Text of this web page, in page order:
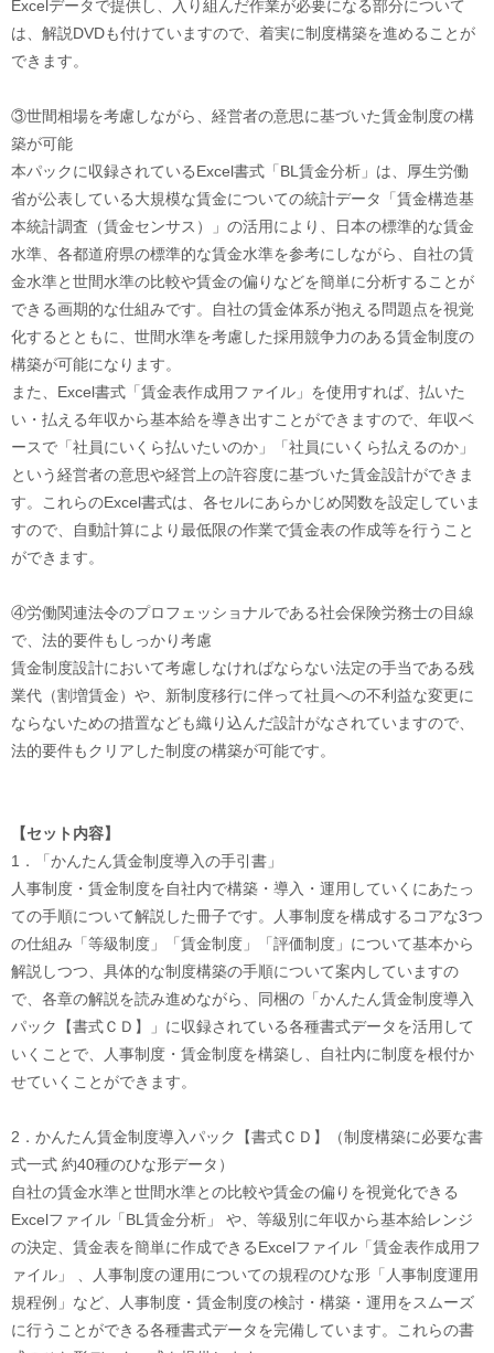
Excelデータで提供し、入り組んだ作業が必要になる部分について
は、解説DVDも付けていますので、着実に制度構築を進めることが
できます。
③世間相場を考慮しながら、経営者の意思に基づいた賃金制度の構
築が可能
本パックに収録されているExcel書式「BL賃金分析」は、厚生労働
省が公表している大規模な賃金についての統計データ「賃金構造基
本統計調査（賃金センサス）」の活用により、日本の標準的な賃金
水準、各都道府県の標準的な賃金水準を参考にしながら、自社の賃
金水準と世間水準の比較や賃金の偏りなどを簡単に分析することが
できる画期的な仕組みです。自社の賃金体系が抱える問題点を視覚
化するとともに、世間水準を考慮した採用競争力のある賃金制度の
構築が可能になります。
また、Excel書式「賃金表作成用ファイル」を使用すれば、払いた
い・払える年収から基本給を導き出すことができますので、年収ベ
ースで「社員にいくら払いたいのか」「社員にいくら払えるのか」
という経営者の意思や経営上の許容度に基づいた賃金設計ができま
す。これらのExcel書式は、各セルにあらかじめ関数を設定していま
すので、自動計算により最低限の作業で賃金表の作成等を行うこと
ができます。
④労働関連法令のプロフェッショナルである社会保険労務士の目線
で、法的要件もしっかり考慮
賃金制度設計において考慮しなければならない法定の手当である残
業代（割増賃金）や、新制度移行に伴って社員への不利益な変更に
ならないための措置なども織り込んだ設計がなされていますので、
法的要件もクリアした制度の構築が可能です。
【セット内容】
1．「かんたん賃金制度導入の手引書」
人事制度・賃金制度を自社内で構築・導入・運用していくにあたっ
ての手順について解説した冊子です。人事制度を構成するコアな3つ
の仕組み「等級制度」「賃金制度」「評価制度」について基本から
解説しつつ、具体的な制度構築の手順について案内していますの
で、各章の解説を読み進めながら、同梱の「かんたん賃金制度導入
パック【書式ＣＤ】」に収録されている各種書式データを活用して
いくことで、人事制度・賃金制度を構築し、自社内に制度を根付か
せていくことができます。
2．かんたん賃金制度導入パック【書式ＣＤ】（制度構築に必要な書
式一式 約40種のひな形データ）
自社の賃金水準と世間水準との比較や賃金の偏りを視覚化できる
Excelファイル「BL賃金分析」 や、等級別に年収から基本給レンジ
の決定、賃金表を簡単に作成できるExcelファイル「賃金表作成用フ
ァイル」 、人事制度の運用についての規程のひな形「人事制度運用
規程例」など、人事制度・賃金制度の検討・構築・運用をスムーズ
に行うことができる各種書式データを完備しています。これらの書